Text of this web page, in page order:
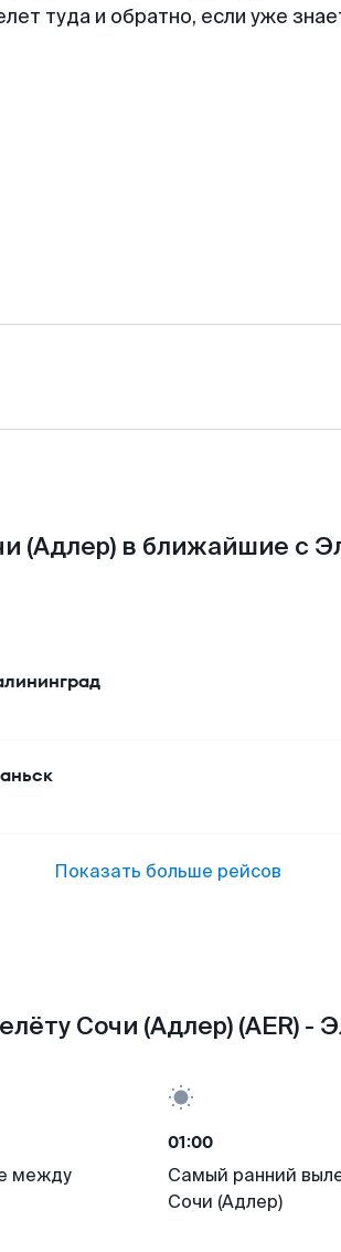
туда и обратно, если уже
(Адлер) в ближайшие с
Показать больше рейсов
Сочи (Адлер) (AER) -
между
01:00
Самый ранний
Сочи (Адлер)